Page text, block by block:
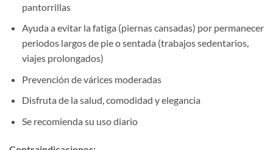
pantorrillas
Ayuda a evitar la fatiga (piernas cansadas) por permanecer
periodos largos de pie o sentada (trabajos sedentarios,
viajes prolongados)
Prevención de várices moderadas
Disfruta de la salud, comodidad y elegancia
Se recomienda su uso diario